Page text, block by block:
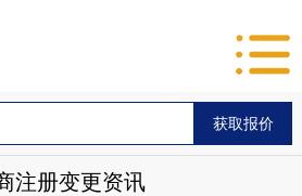
注册变更资讯